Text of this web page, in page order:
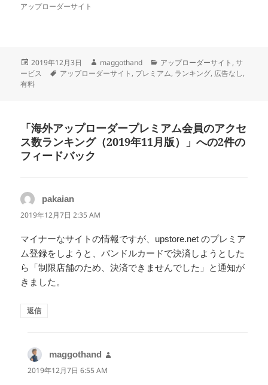
アップローダーサイト
投
稿
日:
2019年12月3日
作
成
maggothand
カ
テ
アップローダーサイト ,サ
ービス
タ
アップローダーサイト , プレミアム, ランキング, 広告なし,
有料
「海外アップローダープレミアム会員のアクセ
ス数ランキング（2019年11月版）」への2件の
フィードバック
pakaian
り:
2019年12月7日 2:35 AM
マイナーなサイトの情報ですが、upstore.net のプレミア
ム登録をしようと、バンドルカードで決済しようとした
ら「制限店舗のため、決済できませんでした」と通知が
きました。
返信
maggothand
2019年12月7日 6:55 AM